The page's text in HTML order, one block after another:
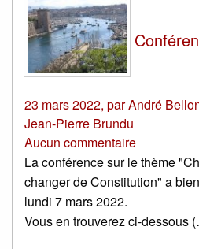
23 mars 2022, parAndré
Jean-Pierre Brundu
Aucun commentaire
La conférence sur le thème
changer de Constitution" a
lundi 7 mars 2022.
Vous en trouverez ci-dessous